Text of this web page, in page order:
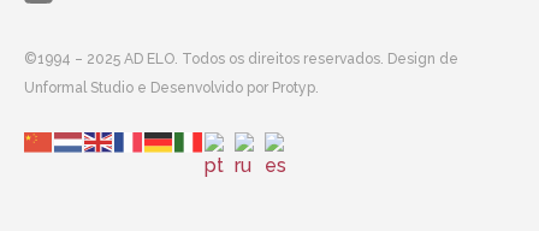
©1994 – 2025 AD ELO. Todos os direitos reservados. Design de
Unformal Studio e Desenvolvido por Protyp.